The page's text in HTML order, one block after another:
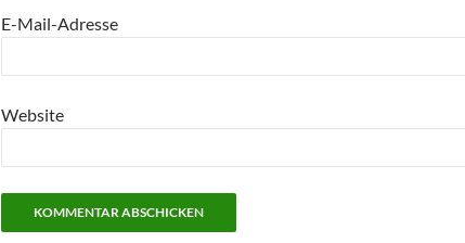
E-Mail-Adresse
Website